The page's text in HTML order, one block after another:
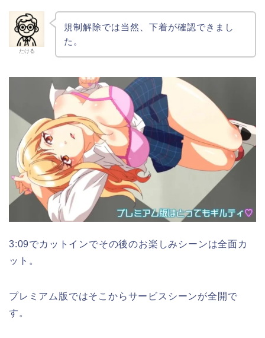
たける
規制解除では当然、下着が確認できまし
た。
3:09でカットインでその後のお楽しみシーンは全面カ
ット。
プレミアム版ではそこからサービスシーンが全開で
す。